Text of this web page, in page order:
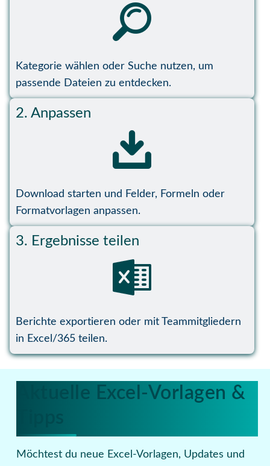
Kategorie wählen oder Suche nutzen, um
passende Dateien zu entdecken.
2. Anpassen
Download starten und Felder, Formeln oder
Formatvorlagen anpassen.
3. Ergebnisse teilen
Berichte exportieren oder mit Teammitgliedern
in Excel/365 teilen.
Aktuelle Excel-Vorlagen &
Möchtest du neue Excel-Vorlagen, Updates und